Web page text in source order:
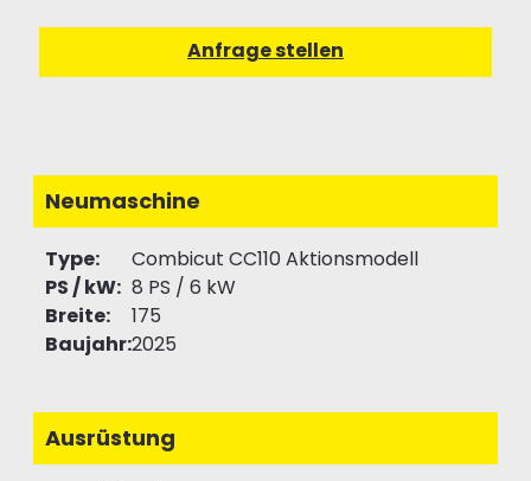
Neumaschine
Type:
Combicut CC110 Aktionsmodell
PS / kW: 8 PS / 6 kW
Breite:
175
Baujahr:2025
Ausrüstung